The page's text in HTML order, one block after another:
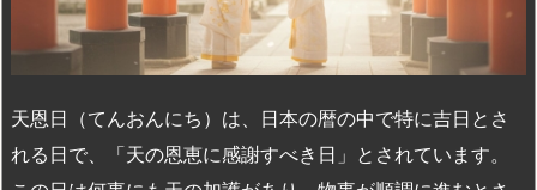
天恩日（てんおんにち）は、日本の暦の中で特に吉日とさ
れる日で、「天の恩恵に感謝すべき日」とされています。